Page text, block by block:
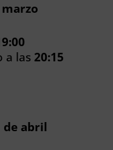
marzo
a las 20:15
de abril